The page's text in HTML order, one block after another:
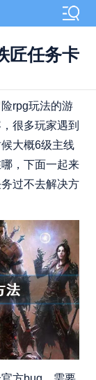
匠任务卡
rpg玩法的游
很多玩家遇到
大概6级主线
，下面一起来
过不去解决方